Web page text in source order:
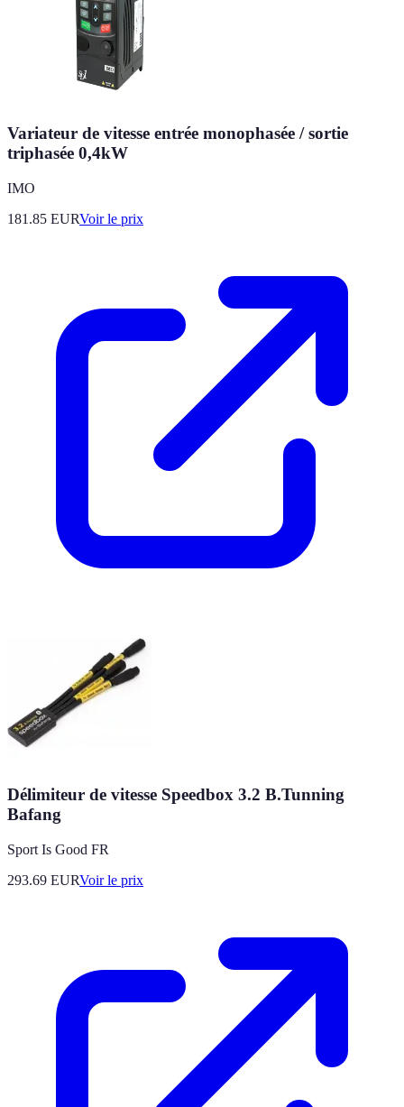
Variateur de vitesse entrée monophasée / sortie
triphasée 0,4kW
IMO
181.85 EURVoir le prix
Délimiteur de vitesse Speedbox 3.2 B.Tunning
Bafang
Sport Is Good FR
293.69 EURVoir le prix